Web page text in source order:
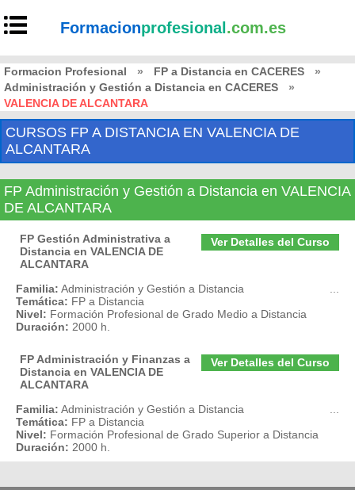
Formacionprofesional .com.es
Formacion Profesional » FP a Distancia en CACERES
»
Administración y Gestión a Distancia en CACERES
»
VALENCIA DE ALCANTARA
CURSOS FP A DISTANCIA EN VALENCIA DE
ALCANTARA
FP Administración y Gestión a Distancia en VALENCIA
DE ALCANTARA
Ver Detalles del Curso
FP Gestión Administrativa a
Distancia en VALENCIA DE
ALCANTARA
Familia: Administración y Gestión a Distancia
Temática: FP a Distancia
Nivel: Formación Profesional de Grado Medio a Distancia
Duración: 2000 h.
Ver Detalles del Curso
FP Administración y Finanzas a
Distancia en VALENCIA DE
ALCANTARA
Familia: Administración y Gestión a Distancia
Temática: FP a Distancia
Nivel: Formación Profesional de Grado Superior a Distancia
Duración: 2000 h.